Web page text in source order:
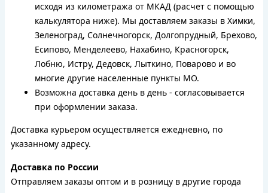
исходя из километража от МКАД (расчет с помощью
калькулятора ниже). Мы доставляем заказы в Химки,
Зеленоград, Солнечногорск, Долгопрудный, Брехово,
Есипово, Менделеево, Нахабино, Красногорск,
Лобню, Истру, Дедовск, Лыткино, Поварово и во
многие другие населенные пункты МО.
Возможна доставка день в день - согласовывается
при оформлении заказа.
Доставка курьером осуществляется ежедневно, по
указанному адресу.
Доставка по России
Отправляем заказы оптом и в розницу в другие города